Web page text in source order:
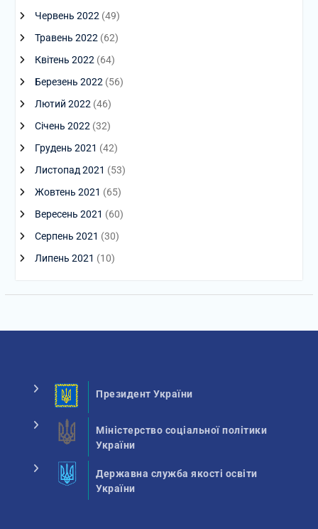
Червень 2022 (49)
Травень 2022 (62)
Квітень 2022 (64)
Березень 2022 (56)
Лютий 2022 (46)
Січень 2022 (32)
Грудень 2021 (42)
Листопад 2021 (53)
Жовтень 2021 (65)
Вересень 2021 (60)
Серпень 2021 (30)
Липень 2021 (10)
Президент України
Міністерство соціальної політики
України
Державна служба якості освіти
України